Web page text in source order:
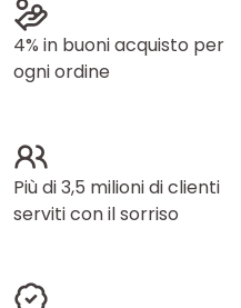
4% in buoni acquisto per
ogni ordine
Più di 3,5 milioni di clienti
serviti con il sorriso